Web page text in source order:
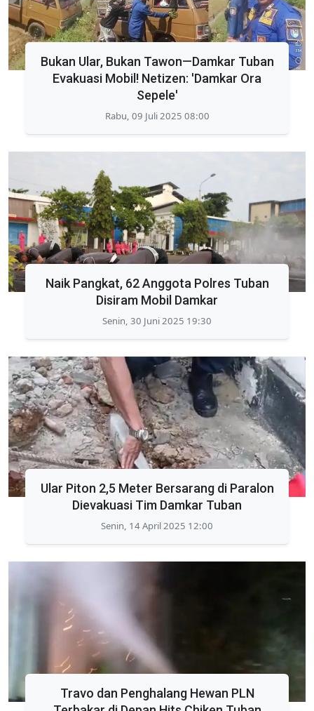
Bukan Ular, Bukan Tawon—Damkar Tuban
Evakuasi Mobil! Netizen: 'Damkar Ora
Sepele'
Rabu, 09 Juli 2025 08:00
Naik Pangkat, 62 Anggota Polres Tuban
Disiram Mobil Damkar
Senin, 30 Juni 2025 19:30
Ular Piton 2,5 Meter Bersarang di Paralon
Dievakuasi Tim Damkar Tuban
Senin, 14 April 2025 12:00
Travo dan Penghalang Hewan PLN